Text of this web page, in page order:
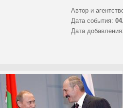
Автор и
Дата события:
Дата добавления: